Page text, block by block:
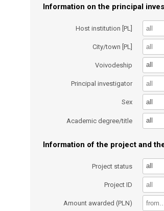
Information on the principal
Host institution [PL]
City/town [PL]
Voivodeship all
Principal investigator
Sex all
Academic degree/title all
Information of the project and
Project status all
Project ID
Amount awarded (PLN)